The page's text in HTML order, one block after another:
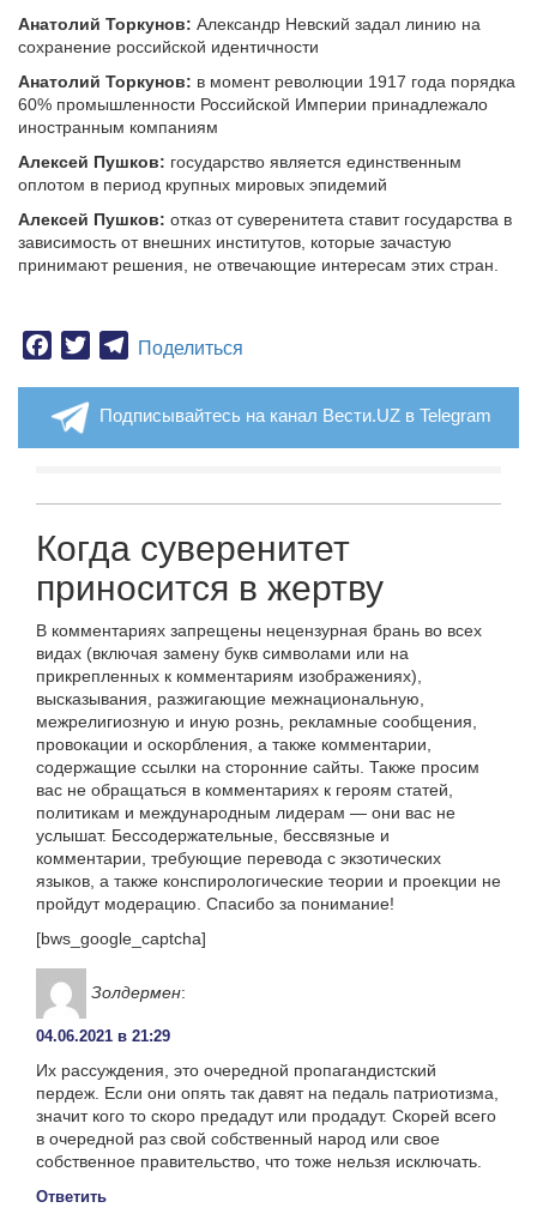
Анатолий Торкунов: Александр Невский задал линию на
сохранение российской идентичности
Анатолий Торкунов: в момент революции 1917 года порядка
60% промышленности Российской Империи принадлежало
иностранным компаниям
Алексей Пушков: государство является единственным
оплотом в период крупных мировых эпидемий
Алексей Пушков: отказ от суверенитета ставит государства в
зависимость от внешних институтов, которые зачастую
принимают решения, не отвечающие интересам этих стран.
Facebook
TwitterTelegram
Поделиться
Подписывайтесь на канал Вести.UZ в Telegram
Когда суверенитет
приносится в жертву
В комментариях запрещены нецензурная брань во всех
видах (включая замену букв символами или на
прикрепленных к комментариям изображениях),
высказывания, разжигающие межнациональную,
межрелигиозную и иную рознь, рекламные сообщения,
провокации и оскорбления, а также комментарии,
содержащие ссылки на сторонние сайты. Также просим
вас не обращаться в комментариях к героям статей,
политикам и международным лидерам — они вас не
услышат. Бессодержательные, бессвязные и
комментарии, требующие перевода с экзотических
языков, а также конспирологические теории и проекции не
пройдут модерацию. Спасибо за понимание!
[bws_google_captcha]
Золдермен:
04.06.2021 в 21:29
Их рассуждения, это очередной пропагандистский
пердеж. Если они опять так давят на педаль патриотизма,
значит кого то скоро предадут или продадут. Скорей всего
в очередной раз свой собственный народ или свое
собственное правительство, что тоже нельзя исключать.
Ответить